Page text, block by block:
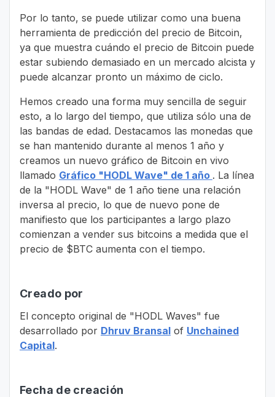
Por lo tanto, se puede utilizar como una buena
herramienta de predicción del precio de Bitcoin,
ya que muestra cuándo el precio de Bitcoin puede
estar subiendo demasiado en un mercado alcista y
puede alcanzar pronto un máximo de ciclo.
Hemos creado una forma muy sencilla de seguir
esto, a lo largo del tiempo, que utiliza sólo una de
las bandas de edad. Destacamos las monedas que
se han mantenido durante al menos 1 año y
creamos un nuevo gráfico de Bitcoin en vivo
llamado Gráfico "HODL Wave" de 1 año . La línea
de la "HODL Wave" de 1 año tiene una relación
inversa al precio, lo que de nuevo pone de
manifiesto que los participantes a largo plazo
comienzan a vender sus bitcoins a medida que el
precio de $BTC aumenta con el tiempo.
Creado por
El concepto original de "HODL Waves" fue
desarrollado por Dhruv Bransal of Unchained
Capital.
Fecha de creación